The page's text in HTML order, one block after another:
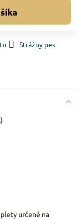
Strážny pes
určené na